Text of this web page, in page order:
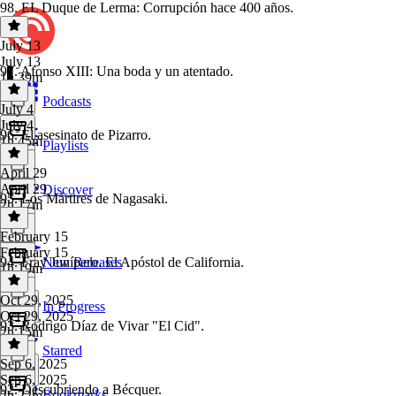
Podcasts
Playlists
Discover
New Releases
In Progress
Starred
98. EL Duque de Lerma: Corrupción hace 400 años.
July 13
July 13
1h 39m
97. Afonso XIII: Una boda y un atentado.
July 4
July 4
1h 45m
96. El asesinato de Pizarro.
April 29
April 29
2h 17m
95. Los Mártires de Nagasaki.
February 15
February 15
1h 19m
94. Fray Junípero. El Apóstol de California.
Oct 29, 2025
Oct 29, 2025
2h 15m
93. Rodrigo Díaz de Vivar "El Cid".
Sep 6, 2025
Sep 6, 2025
92. Descubriendo a Bécquer.